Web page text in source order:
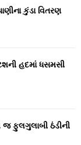
કુંડા વિતરણ
હદમાં ધસમસી
ફુલગુલાબી ઠંડીની